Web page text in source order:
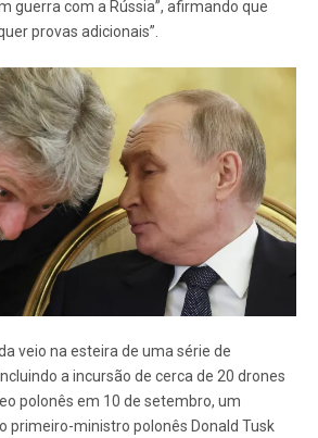
guerra com a Rússia”, afirmando que
provas adicionais”.
veio na esteira de uma série de
a incursão de cerca de 20 drones
polonês em 10 de setembro, um
primeiro-ministro polonês Donald Tusk